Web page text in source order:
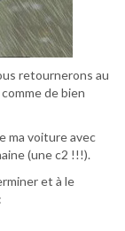
retournerons au
de bien
ma voiture avec
(une c2 !!!).
et à le